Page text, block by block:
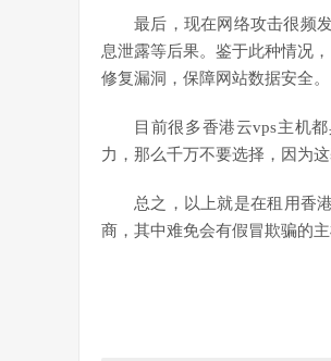
最后，现在网络攻击很频
息泄露等后果。鉴于此种情况
修复漏洞，保障网站数据安全。
目前很多香港云vps主机
力，那么千万不要选择，因为
总之，以上就是在租用香
商，其中难免会有假冒欺骗的